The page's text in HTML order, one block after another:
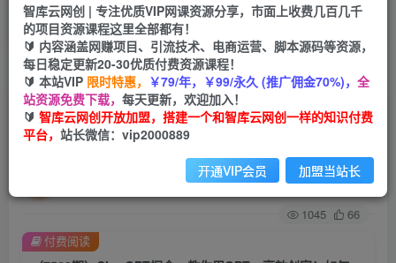
网赚网创 项目
365天稳定跟新
APP下载
GO
首页 创业课程 会员专属 正文
（7562期）ChatGPT掘金，教你用GPT，高效创
富！如何使用AI工具高效实践
关注 私信
1045 66
付费阅读
智库云网创 | 专注优质VIP网课资源分享，市面上收费几百几千
的项目资源课程这里全部都有！
🔰 内容涵盖网赚项目、引流技术、电商运营、脚本源码等资源，
每日稳定更新20-30优质付费资源课程！
🔰 本站VIP 限时特惠， ￥79/年，￥99/永久 (推广佣金70%)， 全
站资源免费下载， 每天更新，欢迎加入！
🔰 智库云网创开放加盟，搭建一个和智库云网创一样的知识付费
平台， 站长微信：vip2000889
开通VIP会员 加盟当站长